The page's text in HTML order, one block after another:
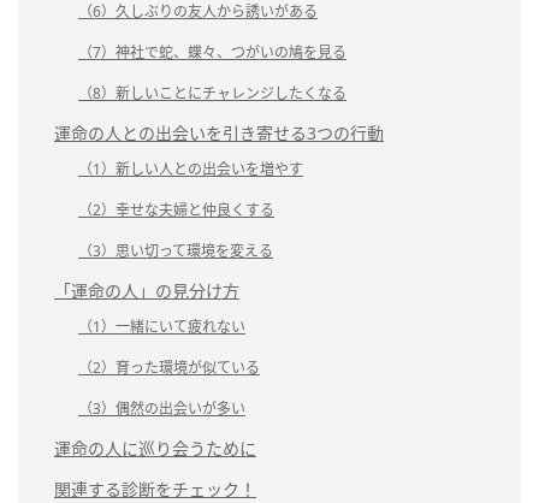
（6）久しぶりの友人から誘いがある
（7）神社で蛇、蝶々、つがいの鳩を見る
（8）新しいことにチャレンジしたくなる
運命の人との出会いを引き寄せる3つの行動
（1）新しい人との出会いを増やす
（2）幸せな夫婦と仲良くする
（3）思い切って環境を変える
「運命の人」の見分け方
（1）一緒にいて疲れない
（2）育った環境が似ている
（3）偶然の出会いが多い
運命の人に巡り会うために
関連する診断をチェック！